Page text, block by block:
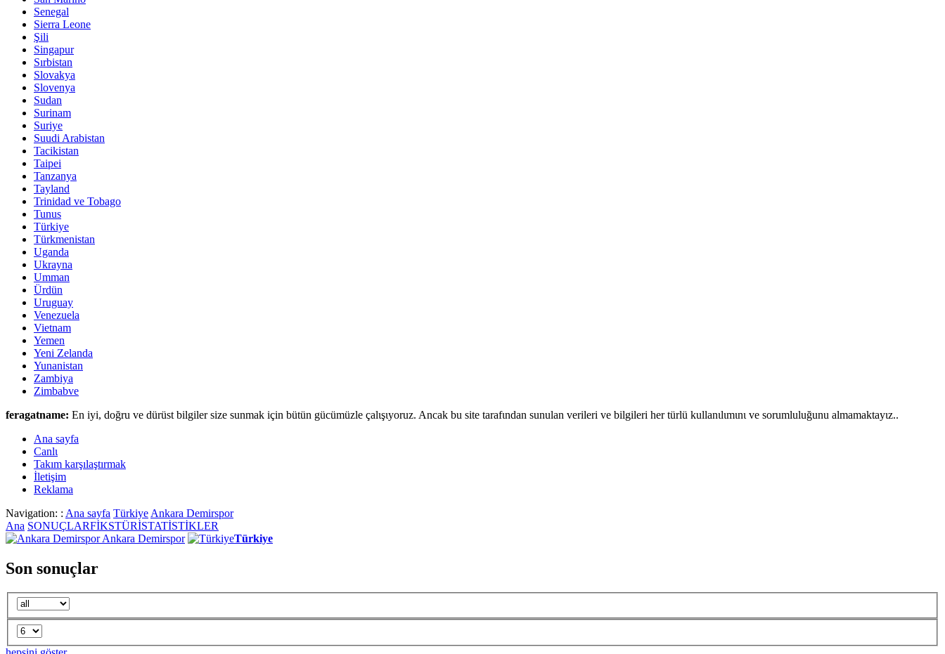
Senegal
Sierra Leone
Şili
Singapur
Sırbistan
Slovakya
Slovenya
Sudan
Surinam
Suriye
Suudi Arabistan
Tacikistan
Taipei
Tanzanya
Tayland
Trinidad ve Tobago
Tunus
Türkiye
Türkmenistan
Uganda
Ukrayna
Umman
Ürdün
Uruguay
Venezuela
Vietnam
Yemen
Yeni Zelanda
Yunanistan
Zambiya
Zimbabve
feragatname: En iyi, doğru ve dürüst bilgiler size sunmak için bütün gücümüzle çalιşιyoruz. Ancak bu site tarafιndan sunulan verileri ve bilgileri her türlü kullanιlιmιnι ve sorumluluğunu almamaktayιz..
Ana sayfa
Canlι
Takım karşılaştırmak
İletişim
Reklama
Navigation: : Ana sayfa Türkiye Ankara Demirspor
Ana SONUÇLARFİKSTÜRİSTATİSTİKLER
Ankara Demirspor
Türkiye
Son sonuçlar